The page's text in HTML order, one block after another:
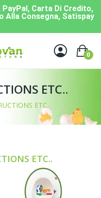
PayPal, Carta Di Credito,
Alla Consegna, Satispay
0
ETC..
ETC..
ETC..